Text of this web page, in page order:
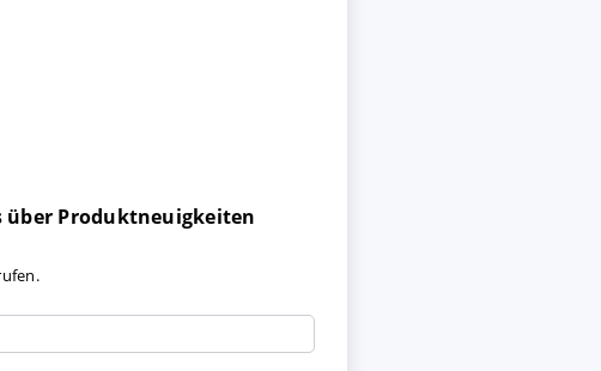
über Produktneuigkeiten